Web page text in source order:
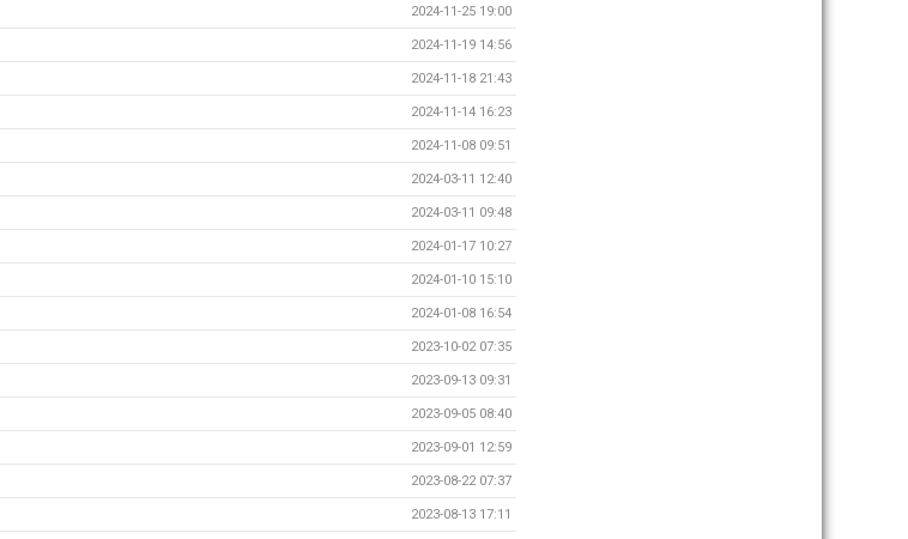
2024-11-25 19:00
2024-11-19 14:56
2024-11-18 21:43
2024-11-14 16:23
2024-11-08 09:51
2024-03-11 12:40
2024-03-11 09:48
2024-01-17 10:27
2024-01-10 15:10
2024-01-08 16:54
2023-10-02 07:35
2023-09-13 09:31
2023-09-05 08:40
2023-09-01 12:59
2023-08-22 07:37
2023-08-13 17:11